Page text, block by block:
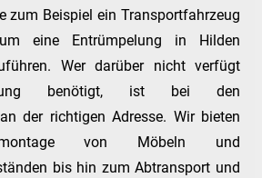
zum Beispiel ein Transportfahrzeug
eine Entrümpelung in Hilden
Wer darüber nicht verfügt
benötigt, ist bei den
der richtigen Adresse. Wir bieten
von Möbeln und
bis hin zum Abtransport und